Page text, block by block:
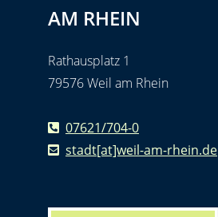
AM RHEIN
Rathausplatz 1
79576 Weil am Rhein
07621/704-0
stadt[at]weil-am-rhein.de